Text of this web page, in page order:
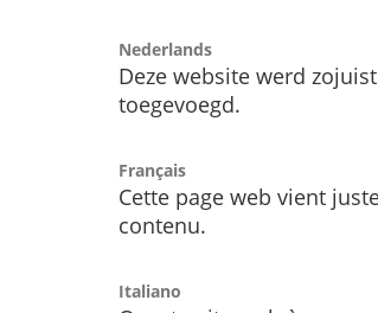
Nederlands
Deze website werd
toegevoegd.
Français
Cette page web vient
contenu.
Italiano